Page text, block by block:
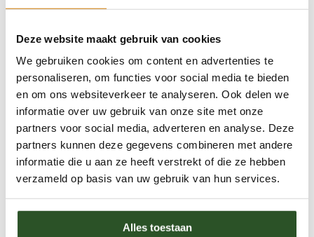
Deze website maakt gebruik van cookies
We gebruiken cookies om content en advertenties te
personaliseren, om functies voor social media te bieden
en om ons websiteverkeer te analyseren. Ook delen we
informatie over uw gebruik van onze site met onze
partners voor social media, adverteren en analyse. Deze
partners kunnen deze gegevens combineren met andere
informatie die u aan ze heeft verstrekt of die ze hebben
verzameld op basis van uw gebruik van hun services.
Alles toestaan
Herbruikbare theezakjes: Duurzame en
milieuvriendelijk kopje thee.
Waarom kiezen voor deze producten?
Door te kiezen voor onze thee, honing en
accessoires steun je direct de Bijenstichting en
help je ons bij onze missie om bijen en hun
leefomgeving te beschermen. Maak je dagelijkse
rituelen extra betekenisvol!
Maak je theemoment extra speciaal